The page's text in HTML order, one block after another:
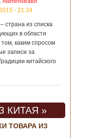
- 21:34
страна из списка
в области
каким спросом
записи за
китайского
КИТАЯ »
ТОВАРА ИЗ